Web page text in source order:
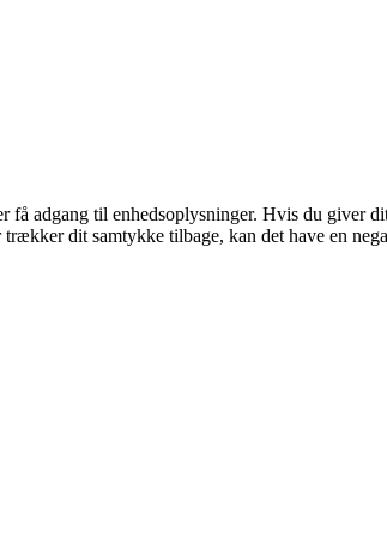
adgang til enhedsoplysninger. Hvis du giver
dit samtykke tilbage, kan det have en